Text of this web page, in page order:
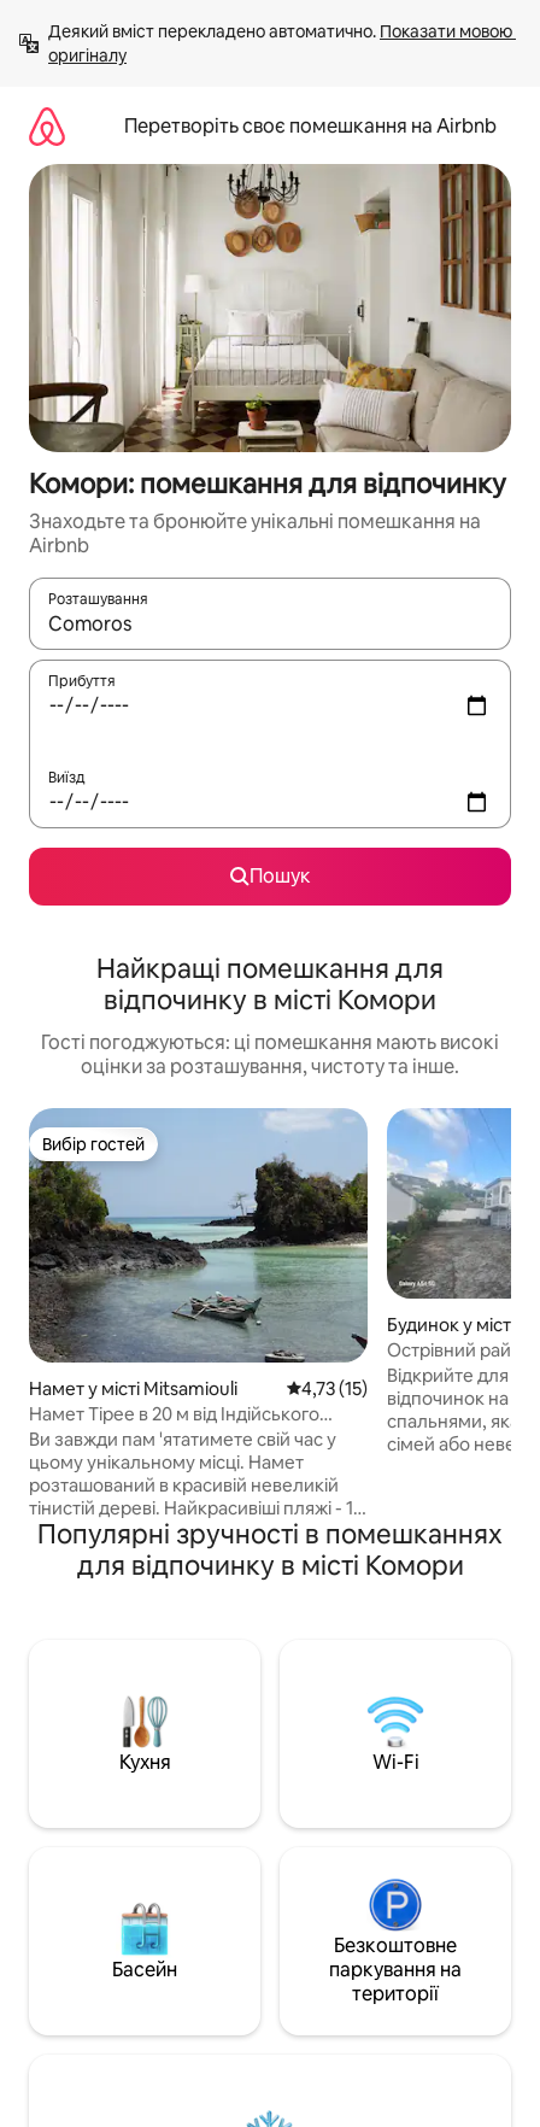
вмісту
Деякий вміст перекладено автоматично. Показати мовою
оригіналу
Перетворіть своє помешкання на Airbnb
Комори: помешкання для відпочинку
Знаходьте та бронюйте унікальні помешкання на
Airbnb
Розташування
Отримавши результати пошуку, використовуйте для
Прибуття
Виїзд
Пошук
Найкращі помешкання для
відпочинку в місті Комори
Гості погоджуються: ці помешкання мають високі
оцінки за розташування, чистоту та інше.
Вибір гостей
Вибір гостей
Намет у місті Mitsamiouli Середня оцінка: 4,73 з 5,
4,73 (15)
Намет Tipee в 20 м від Індійського
океану. Діра Пророка
Ви завжди пам 'ятатимете свій час у
цьому унікальному місці. Намет
розташований в красивій невеликій
тінистій дереві. Найкрасивіші пляжі - 15
хвилин пішки. Ви також можете
поплавати прямо тут, у Тру-дю-
Профет, або на 2 невеликих пляжах
пройдіться назад уздовж узбережжя
дивовижним місячним пейзажем.
Пообідайте в «Chez Diop» і
помилуйтеся заходом сонця.
Будинок у місті
Острівний рай:
островах з 3
Відкрийте для
відпочинок на
спальнями, яка
сімей або
обладнаною
їдальнею. Кожна
мебльована для
собі відпочинок і
пропонуючи
незабутніх
Популярні зручності в помешканнях
для відпочинку в місті Комори
Кухня Wi-Fi
Басейн
Безкоштовне
паркування на
території